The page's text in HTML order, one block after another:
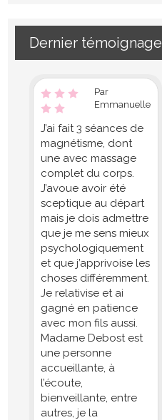
Dernier témoignage
Par
Emmanuelle
J’ai fait 3 séances de
magnétisme, dont
une avec massage
complet du corps.
J’avoue avoir été
sceptique au départ
mais je dois admettre
que je me sens mieux
psychologiquement
et que j’apprivoise les
choses différemment.
Je relativise et ai
gagné en patience
avec mon fils aussi.
Madame Debost est
une personne
accueillante, à
l’écoute,
bienveillante, entre
autres, je la